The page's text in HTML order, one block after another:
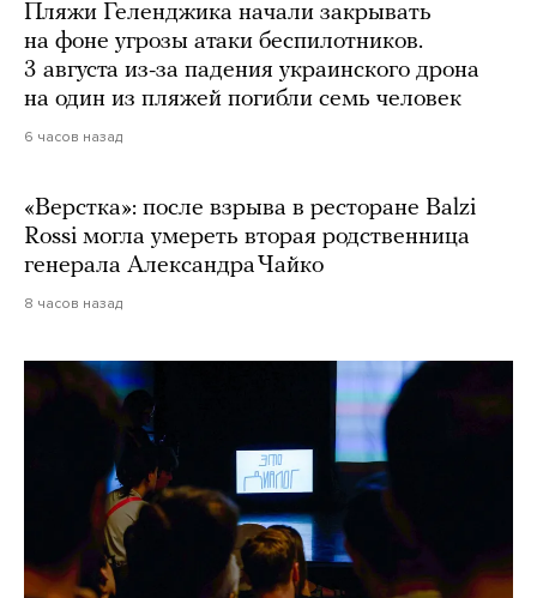
Пляжи Геленджика начали закрывать
на фоне угрозы атаки беспилотников.
3 августа из-за падения украинского дрона
на один из пляжей погибли семь человек
6 часов назад
«Верстка»: после взрыва в ресторане Balzi
Rossi могла умереть вторая родственница
генерала Александра Чайко
8 часов назад